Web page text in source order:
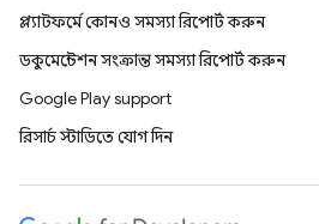
প্ল্যাটফর্মে কোনও সমস্যা রিপোর্ট করুন
ডকুমেন্টেশন সংক্রান্ত সমস্যা রিপোর্ট করুন
Google Play support
রিসার্চ স্টাডিতে যোগ দিন